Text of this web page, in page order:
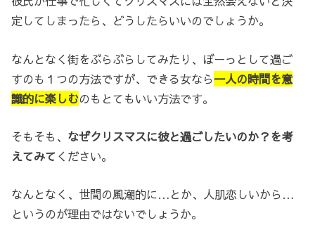
定してしまったら、どうしたらいいのでしょうか。
なんとなく街をぶらぶらしてみたり、ぼーっとして過ご
すのも１つの方法ですが、できる女なら一人の時間を意
識的に楽しむのもとてもいい方法です。
そもそも、 なぜクリスマスに彼と過ごしたいのか？を考
えてみてください。
なんとなく、世間の風潮的に…とか、人肌恋しいから…
というのが理由ではないでしょうか。